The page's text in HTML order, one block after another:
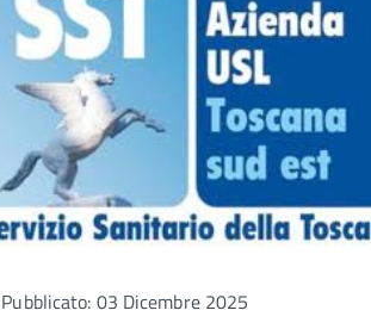
Pubblicato: 03 Dicembre 2025